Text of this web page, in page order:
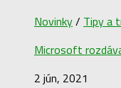
Novinky/ Tipy a
Microsoft
2 jún, 2021